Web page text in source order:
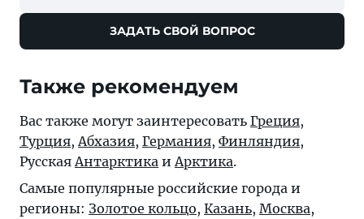
ЗАДАТЬ СВОЙ ВОПРОС
Также рекомендуем
Вас также могут заинтересовать Греция,
Турция, Абхазия, Германия, Финляндия,
Русская Антарктика и Арктика.
Самые популярные российские города и
регионы: Золотое кольцо, Казань, Москва,